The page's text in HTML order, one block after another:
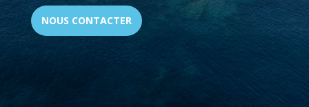
NOUS CONTACTER